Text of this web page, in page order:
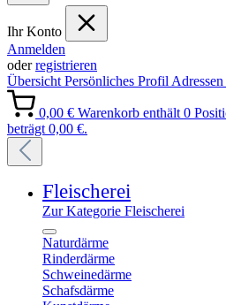
Ihr Konto
Anmelden
oderregistrieren
Übersicht Persönliches Profil Adressen
0,00 € Warenkorb enthält 0
beträgt 0,00 €.
Fleischerei
Zur Kategorie Fleischerei
Naturdärme
Rinderdärme
Schweinedärme
Schafsdärme